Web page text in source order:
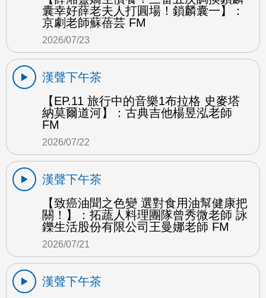
囊幸好薛老夫人打圓場！鎖麟囊一】：
京劇老師蘇蓓芸 FM
2026/07/23
漢聲下午茶
【EP.11 旅行中的音樂1布拉格 史麥塔
納莫爾道河】：古典吉他楊昱泓老師
FM
2026/07/22
漢聲下午茶
【致癌油聞之色變 選對食用油幫健康把
關！】：拓蔬人料理團隊曾秀微老師 詠
鑠生活股份有限公司王曼娜老師 FM
2026/07/21
漢聲下午茶